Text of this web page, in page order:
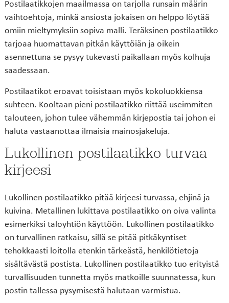
Postilaatikkojen maailmassa on tarjolla runsain määrin
vaihtoehtoja, minkä ansiosta jokaisen on helppo löytää
omiin mieltymyksiin sopiva malli. Teräksinen postilaatikko
tarjoaa huomattavan pitkän käyttöiän ja oikein
asennettuna se pysyy tukevasti paikallaan myös kolhuja
saadessaan.
Postilaatikot eroavat toisistaan myös kokoluokkiensa
suhteen. Kooltaan pieni postilaatikko riittää useimmiten
talouteen, johon tulee vähemmän kirjepostia tai johon ei
haluta vastaanottaa ilmaisia mainosjakeluja.
Lukollinen postilaatikko turvaa
kirjeesi
Lukollinen postilaatikko pitää kirjeesi turvassa, ehjinä ja
kuivina. Metallinen lukittava postilaatikko on oiva valinta
esimerkiksi taloyhtiön käyttöön. Lukollinen postilaatikko
on turvallinen ratkaisu, sillä se pitää pitkäkyntiset
tehokkaasti loitolla etenkin tärkeästä, henkilötietoja
sisältävästä postista. Lukollinen postilaatikko tuo erityistä
turvallisuuden tunnetta myös matkoille suunnatessa, kun
postin tallessa pysymisestä halutaan varmistua.